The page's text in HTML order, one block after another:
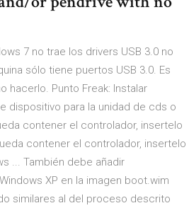
7 no trae los drivers USB 3.0 no
sólo tiene puertos USB 3.0. Es
hacerlo. Punto Freak: Instalar
dispositivo para la unidad de cds o
contener el controlador, insertelo
contener el controlador, insertelo
... También debe añadir
XP en la imagen boot.wim
similares al del proceso descrito